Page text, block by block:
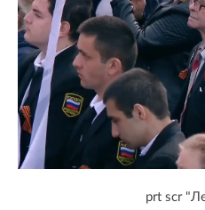
prt scr